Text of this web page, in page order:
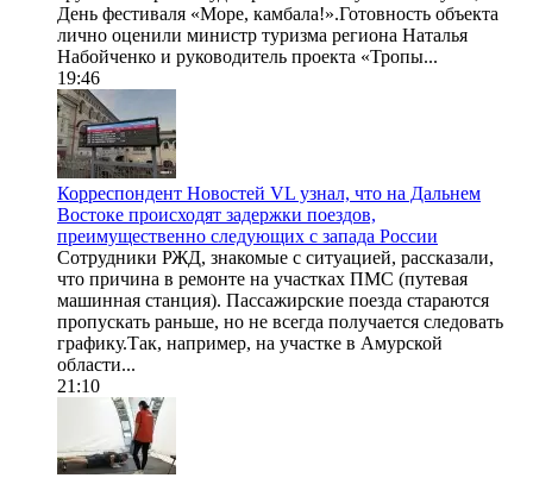
День фестиваля «Море, камбала!».Готовность объекта
лично оценили министр туризма региона Наталья
Набойченко и руководитель проекта «Тропы...
19:46
Корреспондент Новостей VL узнал, что на Дальнем
Востоке происходят задержки поездов,
преимущественно следующих с запада России
Сотрудники РЖД, знакомые с ситуацией, рассказали,
что причина в ремонте на участках ПМС (путевая
машинная станция). Пассажирские поезда стараются
пропускать раньше, но не всегда получается следовать
графику.Так, например, на участке в Амурской
области...
21:10